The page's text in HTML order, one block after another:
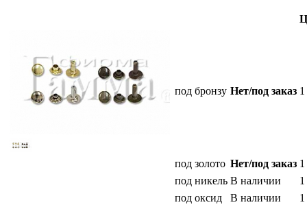
под бронзу Нет/под заказ
под золото Нет/под заказ
под никель В наличии
под оксид
В наличии